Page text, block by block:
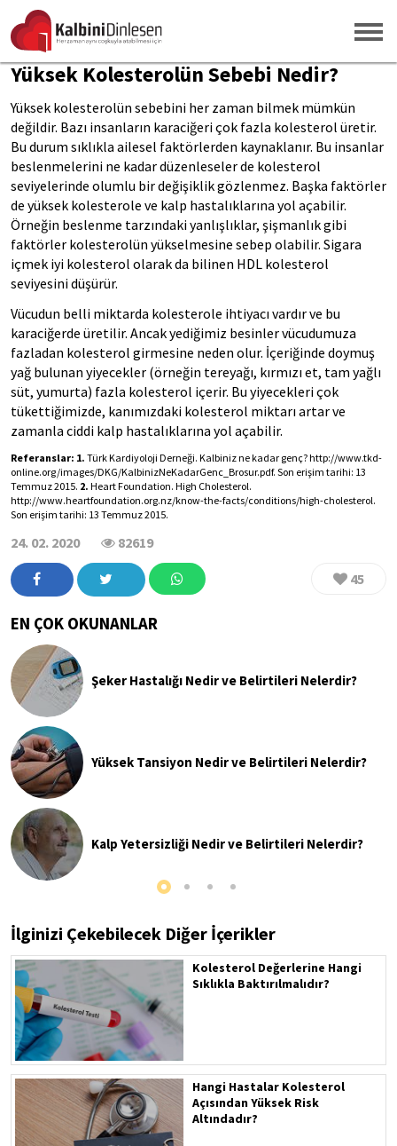
Yüksek Kolesterolün Sebebi Nedir?
Yüksek kolesterolün sebebini her zaman bilmek mümkün
değildir. Bazı insanların karaciğeri çok fazla kolesterol üretir.
Bu durum sıklıkla ailesel faktörlerden kaynaklanır. Bu insanlar
beslenmelerini ne kadar düzenleseler de kolesterol
seviyelerinde olumlu bir değişiklik gözlenmez. Başka faktörler
de yüksek kolesterole ve kalp hastalıklarına yol açabilir.
Örneğin beslenme tarzındaki yanlışlıklar, şişmanlık gibi
faktörler kolesterolün yükselmesine sebep olabilir. Sigara
içmek iyi kolesterol olarak da bilinen HDL kolesterol
seviyesini düşürür.
Vücudun belli miktarda kolesterole ihtiyacı vardır ve bu
karaciğerde üretilir. Ancak yediğimiz besinler vücudumuza
fazladan kolesterol girmesine neden olur. İçeriğinde doymuş
yağ bulunan yiyecekler (örneğin tereyağı, kırmızı et, tam yağlı
süt, yumurta) fazla kolesterol içerir. Bu yiyecekleri çok
tükettiğimizde, kanımızdaki kolesterol miktarı artar ve
zamanla ciddi kalp hastalıklarına yol açabilir.
Referanslar: 1. Türk Kardiyoloji Derneği. Kalbiniz ne kadar genç? http://www.tkd-
online.org/images/DKG/KalbinizNeKadarGenc_Brosur.pdf. Son erişim tarihi: 13
Temmuz 2015. 2. Heart Foundation. High Cholesterol.
http://www.heartfoundation.org.nz/know-the-facts/conditions/high-cholesterol.
Son erişim tarihi: 13 Temmuz 2015.
24. 02. 2020 82619
45
EN ÇOK OKUNANLAR
Şeker Hastalığı Nedir ve Belirtileri Nelerdir?
Yüksek Tansiyon Nedir ve Belirtileri Nelerdir?
Kalp Yetersizliği Nedir ve Belirtileri Nelerdir?
İlginizi Çekebilecek Diğer İçerikler
Kolesterol Değerlerine Hangi
Sıklıkla Baktırılmalıdır?
Hangi Hastalar Kolesterol
Açısından Yüksek Risk
Altındadır?